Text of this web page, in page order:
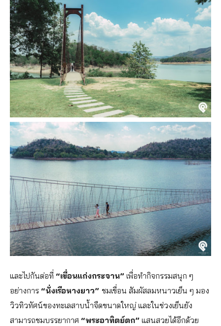
และไปกันต่อที่ “เขื่อนแก่งกระจาน” เพื่อทำกิจกรรมสนุก ๆ
อย่างการ “นั่งเรือหางยาว” ชมเขื่อน สัมผัสลมหนาวเย็น ๆ มอง
วิวทิวทัศน์ของทะเลสาบน้ำจืดขนาดใหญ่ และในช่วงเย็นยัง
สามารถชมบรรยากาศ “พระอาทิตย์ตก” แสนสวยได้อีกด้วย